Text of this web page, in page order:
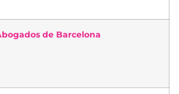
de Barcelona